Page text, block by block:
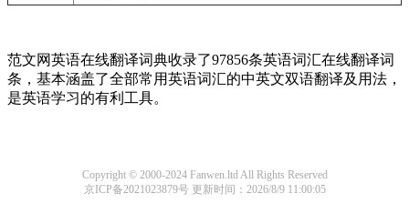
范文网英语在线翻译词典收录了97856条英语词汇在线翻译词
条，基本涵盖了全部常用英语词汇的中英文双语翻译及用法，
是英语学习的有利工具。
Copyright © 2000-2024 Fanwen.ltd All Rights Reserved
京ICP备2021023879号更新时间：2026/8/9 11:00:05